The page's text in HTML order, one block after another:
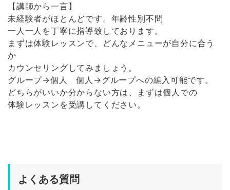
【講師から一言】
未経験者がほとんどです。年齢性別不問
一人一人を丁寧に指導致しております。
まずは体験レッスンで、どんなメニューが自分に合う
か
カウンセリングしてみましょう。
グループ→個人 個人→グループへの編入可能です。
どちらがいいか分からない方は、まずは個人での
体験レッスンを受講してください。
よくある質問